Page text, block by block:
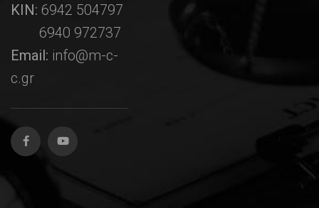
ΚΙΝ: 6942 504797
6940 972737
Email: info@m-c-
c.gr